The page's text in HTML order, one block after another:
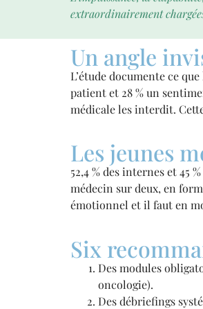
extraordinairement
Un angle
L’étude documente ce
patient et 28 % un
médicale les interdit.
Les jeunes
52,4 % des internes et 45
médecin sur deux, en
émotionnel et il faut en
Six
Des modules
oncologie).
Des débriefings